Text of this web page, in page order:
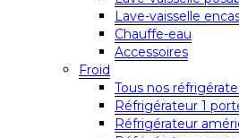
Lave-vaisselle
Chauffe-eau
Accessoires
Froid
Tous nos
Réfrigérateur 1
Réfrigérateur